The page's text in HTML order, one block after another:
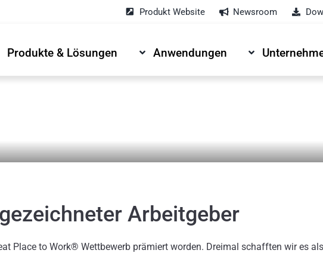
Produkt Website Newsroom
Produkte & Lösungen Anwendungen
Arbeitgeber
Place to Work® Wettbewerb prämiert worden. Dreimal schafften wir es als